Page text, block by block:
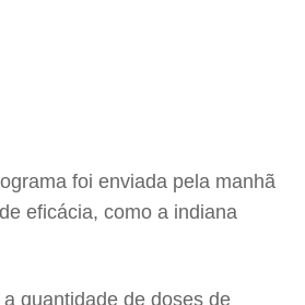
foi enviada pela manhã
eficácia, como a indiana
quantidade de doses de